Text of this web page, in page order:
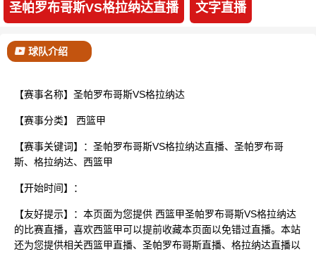
圣帕罗布哥斯VS格拉纳达直播 文字直播
球队介绍
【赛事名称】圣帕罗布哥斯VS格拉纳达
【赛事分类】 西篮甲
【赛事关键词】：圣帕罗布哥斯VS格拉纳达直播、圣帕罗布哥
斯、格拉纳达、西篮甲
【开始时间】：
【友好提示】：本页面为您提供 西篮甲圣帕罗布哥斯VS格拉纳达
的比赛直播，喜欢西篮甲可以提前收藏本页面以免错过直播。本站
还为您提供相关西篮甲直播、圣帕罗布哥斯直播、格拉纳达直播以